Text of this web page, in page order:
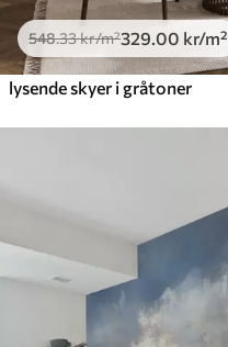
548.33kr/m²329.00 kr/m²
lysende skyer i gråtoner